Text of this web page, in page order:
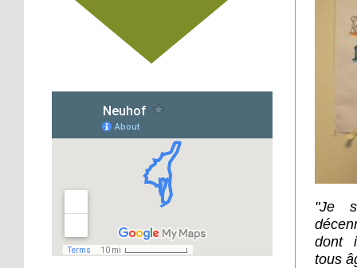
18 octobre 2018
Un jardin face aux
obstacles
Jouer à Fifa à la
médiathèque
16 octobre 2018
«Chacun me propose un
autofinancement là, ce
qui vous vient !»
16 octobre 2018
"Je
dont
tous